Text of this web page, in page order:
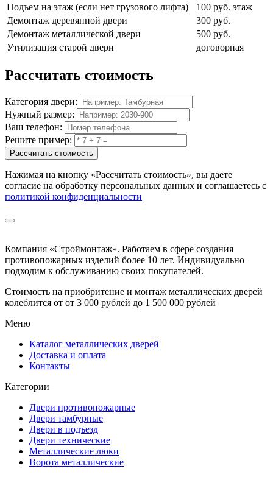
Подъем на этаж (если нет грузового лифта)
100 руб. этаж
Демонтаж деревянной двери
300 руб.
Демонтаж металлической двери
500 руб.
Утилизация старой двери
договорная
Рассчитать стоимость
Категория двери:
Нужный размер:
Ваш телефон:
Решите пример:
Рассчитать стоимость
Нажимая на кнопку «Рассчитать стоимость», вы даете
согласие на обработку персональных данных и соглашаетесь с
политикой конфиденциальности
Компания «Строймонтаж». Работаем в сфере создания
противопожарных изделий более 10 лет. Индивидуально
подходим к обслуживанию своих покупателей.
Стоимость на приобритение и монтаж металлических дверей
колеблится от от 3 000 рублей до 1 500 000 рублей
Меню
Каталог металлических дверей
Доставка и оплата
Контакты
Категории
Двери противопожарные
Двери тамбурные
Двери в подъезд
Двери технические
Металлические люки
Ворота металлические